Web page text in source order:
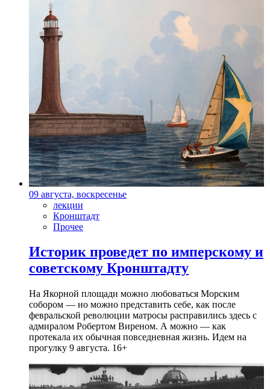
09 августа, воскресенье
лекции
Кронштадт
Прочее
Историк проведет по имперскому и
советскому Кронштадту
На Якорной площади можно любоваться Морским
собором — но можно представить себе, как после
февральской революции матросы расправились здесь с
адмиралом Робертом Виреном. А можно — как
протекала их обычная повседневная жизнь. Идем на
прогулку 9 августа. 16+